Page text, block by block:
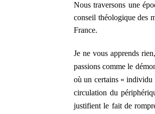
Nous traversons une
conseil théologique des
France.
Je ne vous apprends
passions comme le
où un certains « individu
circulation du
justifient le fait de